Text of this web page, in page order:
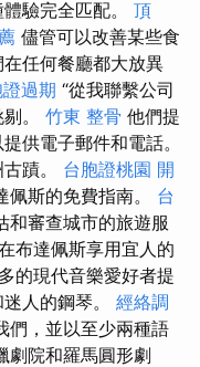
驗完全匹配。 頂
儘管可以改善某些食
任何餐廳都大放異
過期 “從我聯繫公司
。 竹東 整骨 他們提
供電子郵件和電話。
蹟。 台胞證桃園 開
斯的免費指南。 台
和審查城市的旅遊服
布達佩斯享用宜人的
的現代音樂愛好者提
人的鋼琴。 經絡調
們，並以至少兩種語
劇院和羅馬圓形劇